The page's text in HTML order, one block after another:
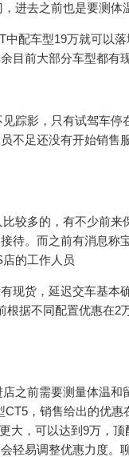
进去之前也是要测体
配车型19万就可以
目前大部分车型都有现
踪影，只有试驾车停
不足还没有开始销售
较多的，有不少前来
待。而之前有消息称
的工作人员
现货，延迟交车基本
据不同配置优惠在2
之前需要测量体温和
，销售给出的优惠
大，可以达到9万，
轻易调整优惠力度。